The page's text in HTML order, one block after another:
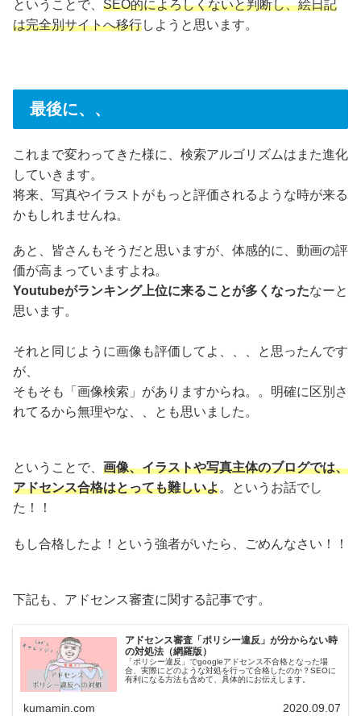
ということで、 SEO的によろしくないと判断し、絵日記
は完全別サイトへ移行しようと思います。
最後に、、
これまで変わってきた様に、検索アルゴリズムはまた進化
していきます。
将来、写真やイラストがもっと評価されるような時が来る
かもしれませんね。
あと、皆さんもそうだと思いますが、体感的に、動画の評
価が高まっていますよね。
Youtubeがランキング上位に来ることが多くなったなーと
思います。
それと同じように画像も評価してよ、、、と思ったんです
が、
そもそも「画像検索」がありますからね。。明確に区別さ
れてるから無理やな、、とも思いました。
ということで、 画像、イラストや写真主体のブログでは、
アドセンス合格はとっても難しいよ。というお話でし
た！！
もし合格したよ！という強者がいたら、ごめんなさい！！
下記も、アドセンス審査に関する記事です。
アドセンス審査「ポリシー違反」が分からない時
の対処法（網羅版）
「ポリシー違反」でgoogleアドセンス不合格となった場
合、実際にどのような対処を行って合格したのか？SEOに
有利になる方法も含めて、具体的にお伝えします。
kumamin.com 2020.09.07